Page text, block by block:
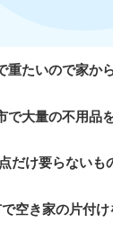
重たいので家か
で大量の不用品
だけ要らないも
空き家の片付